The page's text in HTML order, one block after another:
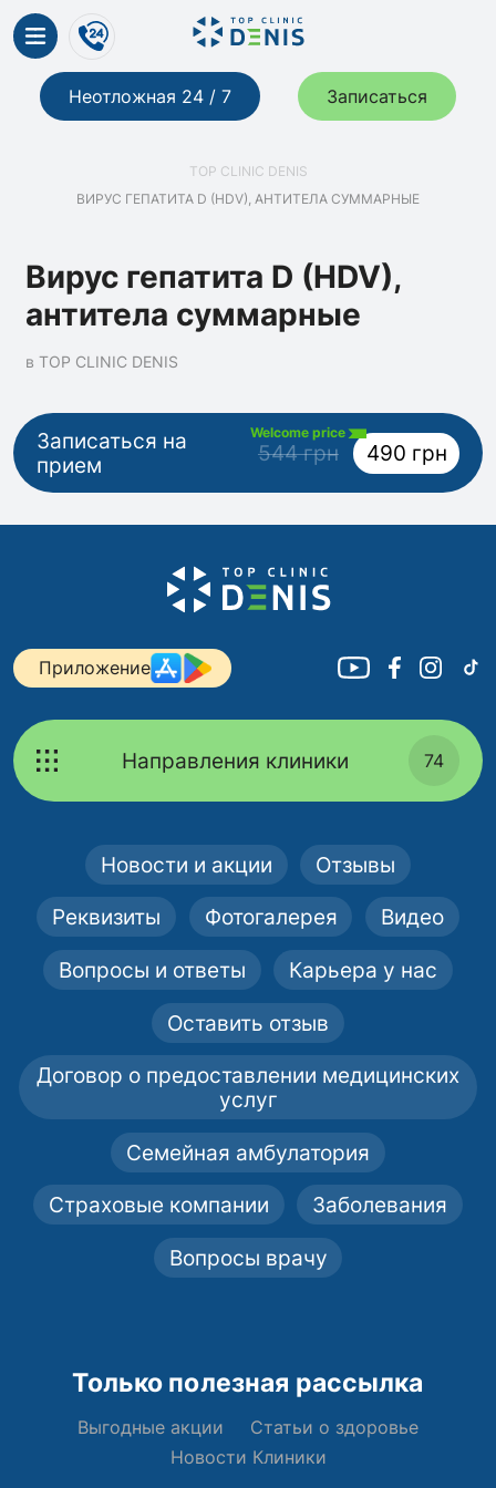
Неотложная 24 / 7 Записаться
TOP CLINIC DENIS
ВИРУС ГЕПАТИТА D (HDV), АНТИТЕЛА СУММАРНЫЕ
Вирус гепатита D (HDV),
антитела суммарные
в TOP CLINIC DENIS
Записаться на
прием
Welcome price
544 грн 490 грн
Приложение
Направления клиники 74
Новости и акции Отзывы
Реквизиты Фотогалерея Видео
Вопросы и ответы Карьера у нас
Оставить отзыв
Договор о предоставлении медицинских
услуг
Семейная амбулатория
Страховые компании Заболевания
Вопросы врачу
Только полезная рассылка
Выгодные акции
Статьи о здоровье
Новости Клиники